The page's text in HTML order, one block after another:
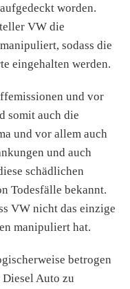
worden.
VW die
sodass die
eingehalten werden.
und vor
somit auch die
und vor allem auch
und auch
schädlichen
Todesfälle bekannt.
VW nicht das einzige
manipuliert hat.
betrogen
Auto zu